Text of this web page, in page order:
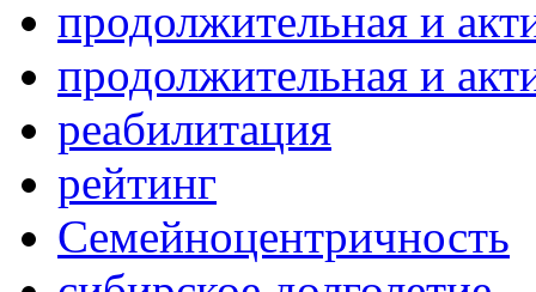
продолжительная и
продолжительная и
реабилитация
рейтинг
Семейноцентричность